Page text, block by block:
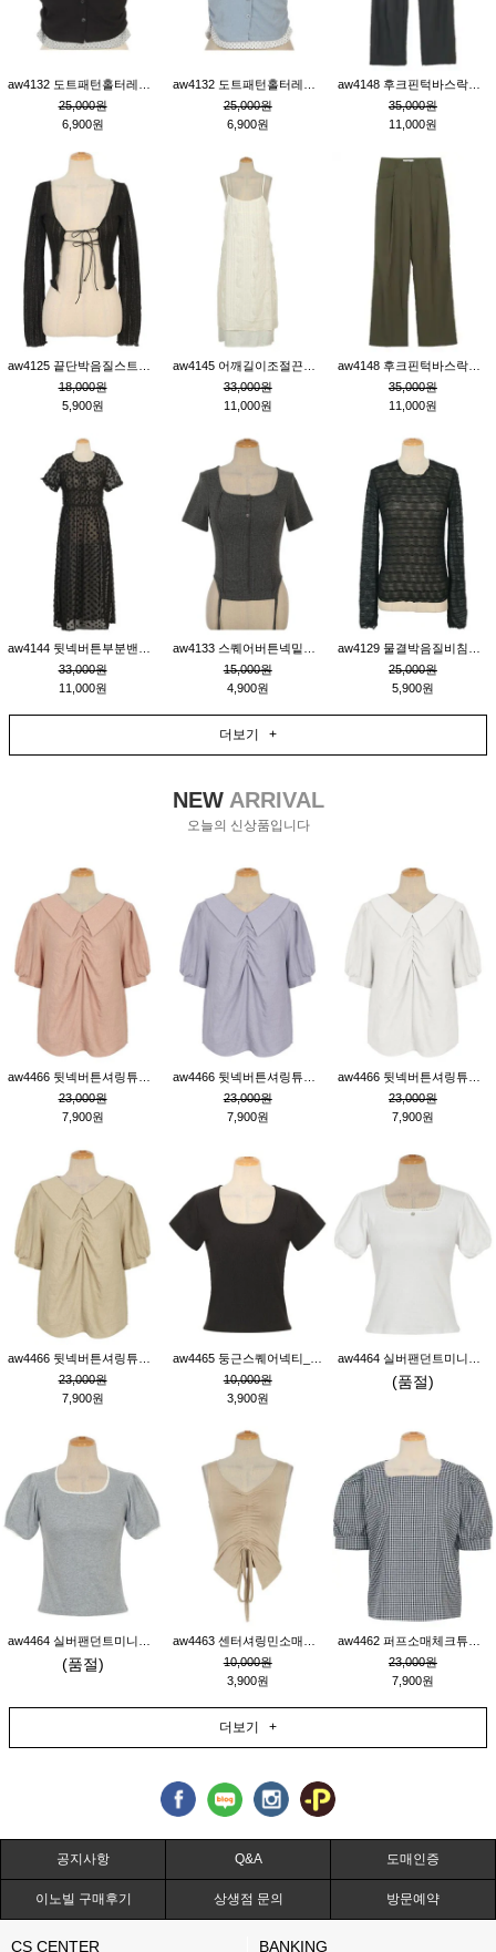
25,000원
6,900원
25,000원
6,900원
35,000원
11,000원
18,000원
5,900원
33,000원
11,000원
35,000원
11,000원
33,000원
11,000원
15,000원
4,900원
25,000원
5,900원
더보기 +
NEWARRIVAL
오늘의 신상품입니다
23,000원
7,900원
23,000원
7,900원
23,000원
7,900원
23,000원
7,900원
10,000원
3,900원
(품절)
(품절)
10,000원
3,900원
23,000원
7,900원
더보기 +
공지사항 Q&A 도매인증
이노빌 구매후기 상생점 문의 방문예약
CS CENTER BANKING